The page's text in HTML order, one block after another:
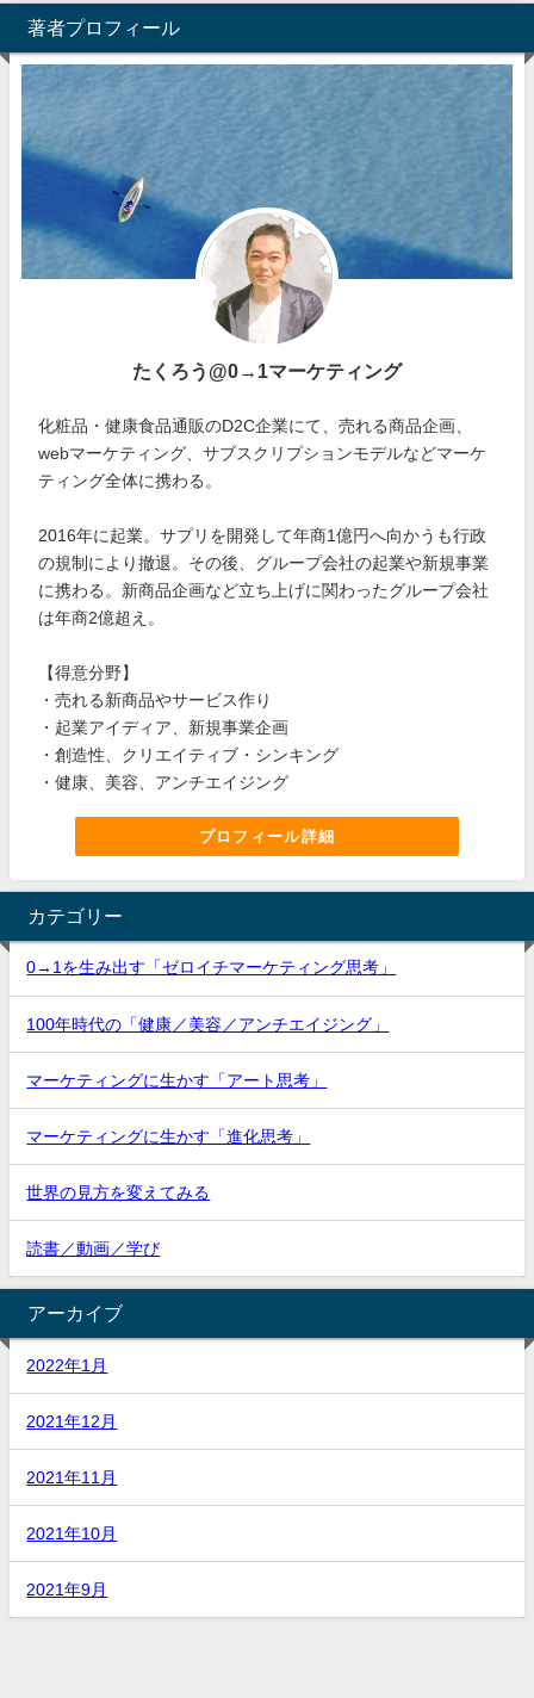
著者プロフィール
たくろう@0→1マーケティング
化粧品・健康食品通販のD2C企業にて、売れる商品企画、
webマーケティング、サブスクリプションモデルなどマーケ
ティング全体に携わる。
2016年に起業。サプリを開発して年商1億円へ向かうも行政
の規制により撤退。その後、グループ会社の起業や新規事業
に携わる。新商品企画など立ち上げに関わったグループ会社
は年商2億超え。
【得意分野】
・売れる新商品やサービス作り
・起業アイディア、新規事業企画
・創造性、クリエイティブ・シンキング
・健康、美容、アンチエイジング
プロフィール詳細
カテゴリー
0→1を生み出す「ゼロイチマーケティング思考」
100年時代の「健康／美容／アンチエイジング」
マーケティングに生かす「アート思考」
マーケティングに生かす「進化思考」
世界の見方を変えてみる
読書／動画／学び
アーカイブ
2022年1月
2021年12月
2021年11月
2021年10月
2021年9月